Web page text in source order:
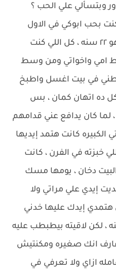
وبتسألي علي الحب ؟
بحب ابوكي في الاول
انا يدوب كنت عيله ١١ سنه وهو ٢٢ سنه ، كل اللي كنت
امي واخواتي ومن وسط
في بيت اغسل واطبخ
ده اتهان كمان ، بس
لما كان يدافع عني قدامهم
الكبيره كانت هتمد إيديها
خبزته في الفرن ، كانت
دخان ، يومها مسك
إيدي علي مراتي ولا
إيدك عليها خدني
، لكن لاقيته بيطبطب عليه
عارف انك صغيره ومكنتيش
ازاي ولا تعرفي في